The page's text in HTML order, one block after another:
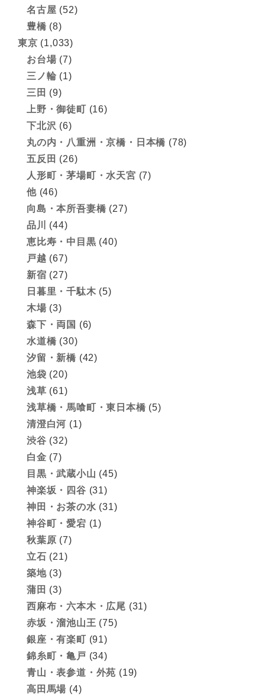
名古屋 (52)
豊橋 (8)
東京 (1,033)
お台場 (7)
三ノ輪 (1)
三田 (9)
上野・御徒町 (16)
下北沢 (6)
丸の内・八重洲・京橋・日本橋 (78)
五反田 (26)
人形町・茅場町・水天宮 (7)
他(46)
向島・本所吾妻橋 (27)
品川
(44)
恵比寿・中目黒 (40)
戸越 (67)
新宿 (27)
日暮里・千駄木 (5)
木場 (3)
森下・両国 (6)
水道橋 (30)
汐留・新橋 (42)
池袋 (20)
浅草 (61)
浅草橋・馬喰町・東日本橋 (5)
清澄白河 (1)
渋谷 (32)
白金 (7)
目黒・武蔵小山 (45)
神楽坂・四谷 (31)
神田・お茶の水 (31)
神谷町・愛宕 (1)
秋葉原 (7)
立石 (21)
築地(3)
蒲田 (3)
西麻布・六本木・広尾 (31)
赤坂・溜池山王 (75)
銀座・有楽町 (91)
錦糸町・亀戸 (34)
青山・表参道・外苑 (19)
高田馬場 (4)